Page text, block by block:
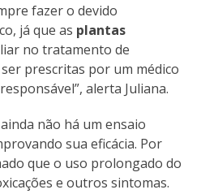
fazer o devido
já que as plantas
no tratamento de
prescritas por um médico
alerta Juliana.
não há um ensaio
sua eficácia. Por
que o uso prolongado do
e outros sintomas.